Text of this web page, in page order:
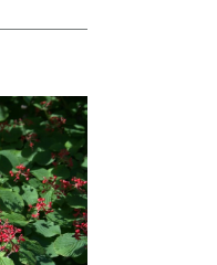
Biblioteki Narodowej